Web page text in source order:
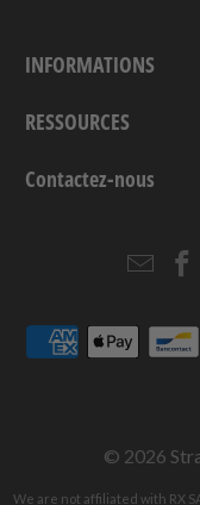
INFORMATIONS
RESSOURCES
Contactez-nous
© 2026
We are not affiliated with RX